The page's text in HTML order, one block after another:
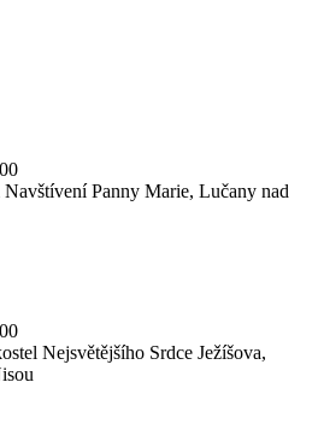
Panny Marie, Lučany nad
Nejsvětějšího Srdce Ježíšova,